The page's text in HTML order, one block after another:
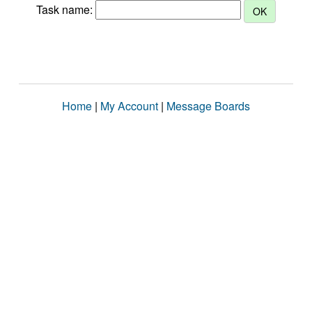
Task name:
Home | My Account | Message Boards